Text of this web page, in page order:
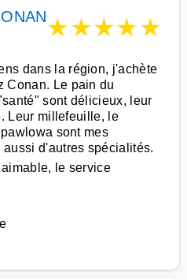
★★★★★
dans la région, j'achète
Conan. Le pain du
sont délicieux, leur
Leur millefeuille, le
sont mes
d'autres spécialités.
le service